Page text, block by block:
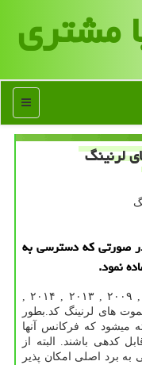
مشتری
منو
صورتی كه دسترسی به
نمود.
, ۲۰۰۹ , ۲۰۱۳ , ۲۰۱۴ ,
ریموت های لرنینگ کد.بطور
میشود که فرکانس آنها
کدهی باشند. البته از
برد اصلی امکان پذیر